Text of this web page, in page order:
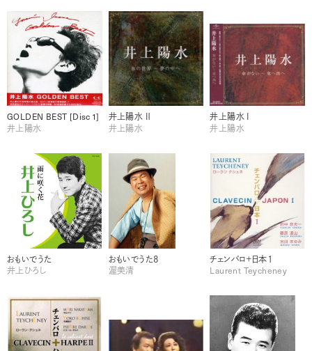
GOLDEN BEST [Disc 1]
井上陽水
井上陽水 Ⅱ
井上陽水
井上陽水 Ⅰ
井上陽水
おもいでうた
井上ひろし
おもいでうた８
渥美清
チェンバロ＋日本１
Laurent Teycheney